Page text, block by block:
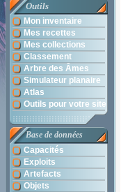
Outils
Mon inventaire
Mes recettes
Mes collections
Classement
Arbre des Âmes
Simulateur planaire
Atlas
Outils pour votre site
Base de données
Capacités
Exploits
Artefacts
Objets